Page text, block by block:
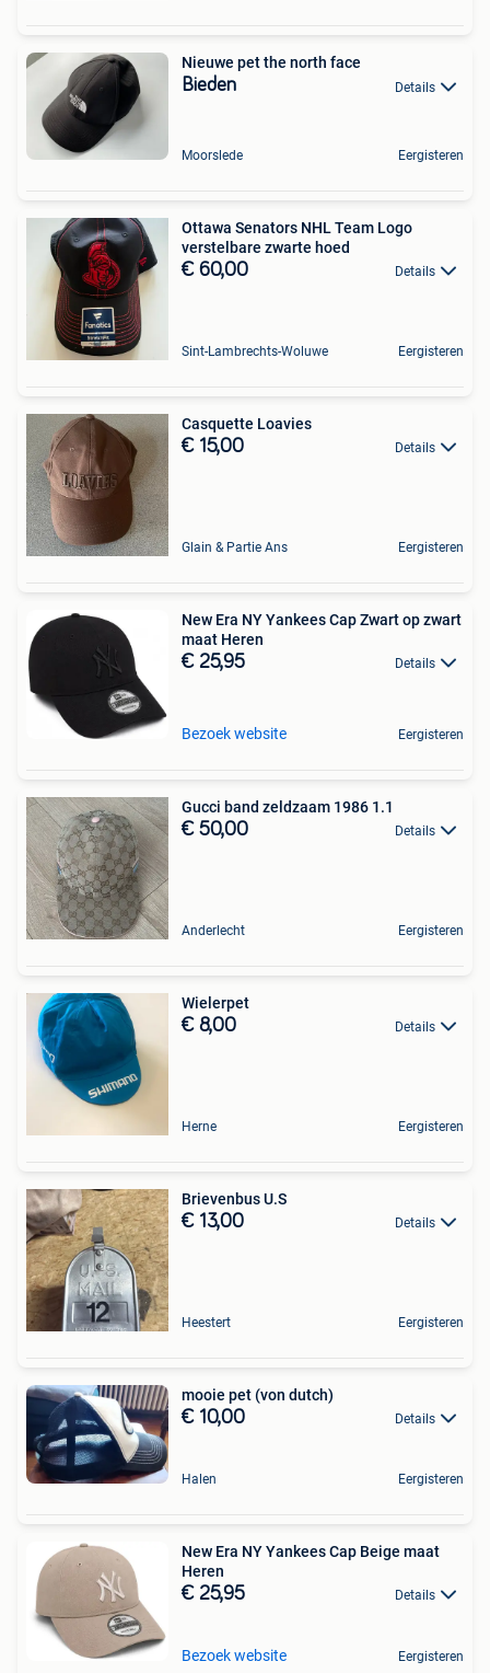
Nieuwe pet the north face
Bieden Details
Moorslede Eergisteren
Ottawa Senators NHL Team Logo
verstelbare zwarte hoed
€ 60,00 Details
Sint-Lambrechts-Woluwe Eergisteren
Casquette Loavies
€ 15,00 Details
Glain & Partie Ans Eergisteren
New Era NY Yankees Cap Zwart op zwart
maat Heren
€ 25,95 Details
Bezoek website Eergisteren
Gucci band zeldzaam 1986 1.1
€ 50,00 Details
Anderlecht Eergisteren
Wielerpet
€ 8,00 Details
Herne Eergisteren
Brievenbus U.S
€ 13,00 Details
Heestert Eergisteren
mooie pet (von dutch)
€ 10,00 Details
Halen Eergisteren
New Era NY Yankees Cap Beige maat
Heren
€ 25,95 Details
Bezoek website Eergisteren